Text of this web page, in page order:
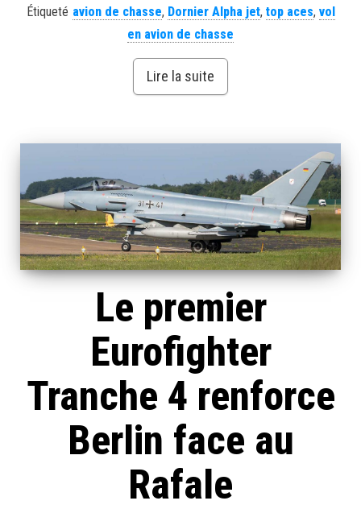
Étiqueté avion de chasse, Dornier Alpha jet, top aces, vol
en avion de chasse
Lire la suite
Le premier
Eurofighter
Tranche 4 renforce
Berlin face au
Rafale